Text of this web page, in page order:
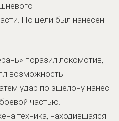
По цели был нанесен
поразил локомотив,
возможность
удар по эшелону нанес
частью.
техника, находившаяся